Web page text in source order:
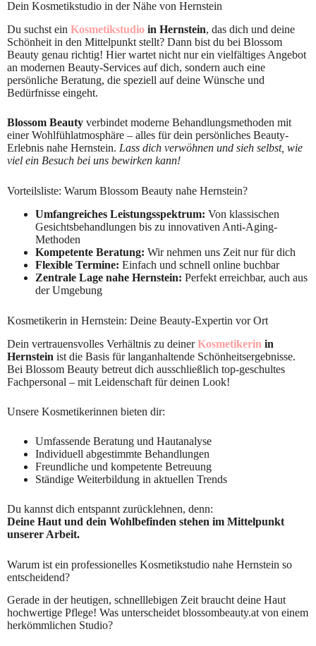
Dein Kosmetikstudio in der Nähe von Hernstein
Du suchst ein Kosmetikstudio in Hernstein, das dich und deine
Schönheit in den Mittelpunkt stellt? Dann bist du bei Blossom
Beauty genau richtig! Hier wartet nicht nur ein vielfältiges Angebot
an modernen Beauty-Services auf dich, sondern auch eine
persönliche Beratung, die speziell auf deine Wünsche und
Bedürfnisse eingeht.
Blossom Beauty verbindet moderne Behandlungsmethoden mit
einer Wohlfühlatmosphäre – alles für dein persönliches Beauty-
Erlebnis nahe Hernstein. Lass dich verwöhnen und sieh selbst, wie
viel ein Besuch bei uns bewirken kann!
Vorteilsliste: Warum Blossom Beauty nahe Hernstein?
Umfangreiches Leistungsspektrum: Von klassischen
Gesichtsbehandlungen bis zu innovativen Anti-Aging-
Methoden
Kompetente Beratung: Wir nehmen uns Zeit nur für dich
Flexible Termine: Einfach und schnell online buchbar
Zentrale Lage nahe Hernstein: Perfekt erreichbar, auch aus
der Umgebung
Kosmetikerin in Hernstein: Deine Beauty-Expertin vor Ort
Dein vertrauensvolles Verhältnis zu deinerKosmetikerin in
Hernstein ist die Basis für langanhaltende Schönheitsergebnisse.
Bei Blossom Beauty betreut dich ausschließlich top-geschultes
Fachpersonal – mit Leidenschaft für deinen Look!
Unsere Kosmetikerinnen bieten dir:
Umfassende Beratung und Hautanalyse
Individuell abgestimmte Behandlungen
Freundliche und kompetente Betreuung
Ständige Weiterbildung in aktuellen Trends
Du kannst dich entspannt zurücklehnen, denn:
Deine Haut und dein Wohlbefinden stehen im Mittelpunkt
unserer Arbeit.
Warum ist ein professionelles Kosmetikstudio nahe Hernstein so
entscheidend?
Gerade in der heutigen, schnelllebigen Zeit braucht deine Haut
hochwertige Pflege! Was unterscheidet blossombeauty.at von einem
herkömmlichen Studio?